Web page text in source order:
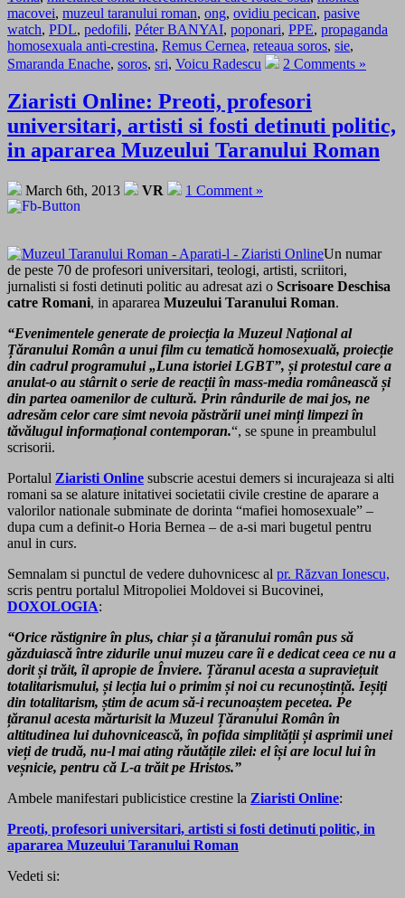
macovei, muzeul taranului roman, ong, ovidiu pecican, pasive
watch, PDL, pedofili, Péter BANYAI, poponari, PPE, propaganda
homosexuala anti-crestina, Remus Cernea, reteaua soros, sie,
Smaranda Enache, soros, sri, Voicu Radescu 2 Comments »
Ziaristi Online: Preoti, profesori
universitari, artisti si fosti detinuti politic,
in apararea Muzeului Taranului Roman
March 6th, 2013 VR 1 Comment »
Un numar
de peste 70 de profesori universitari, teologi, artisti, scriitori,
jurnalisti si fosti detinuti politic au adresat azi o Scrisoare Deschisa
catre Romani, in apararea Muzeului Taranului Roman.
“Evenimentele generate de proiecția la Muzeul Național al
Țăranului Român a unui film cu tematică homosexuală, proiecție
din cadrul programului„Luna istoriei LGBT”, și protestul care a
anulat-o au stârnit o serie de reacții în mass-media românească și
din partea oamenilor de cultură. Prin rândurile de mai jos, ne
adresăm celor care simt nevoia păstrării unei minți limpezi în
tăvălugul informațional contemporan.“, se spune in preambulul
scrisorii.
Portalul Ziaristi Online subscrie acestui demers si incurajeaza si alti
romani sa se alature initativei societatii civile crestine de aparare a
valorilor nationale subminate de dorinta “mafiei homosexuale” –
dupa cum a definit-o Horia Bernea – de a-si mari bugetul pentru
anul in curs.
Semnalam si punctul de vedere duhovnicesc al pr. Răzvan Ionescu,
scris pentru portalul Mitropoliei Moldovei si Bucovinei,
DOXOLOGIA:
“Orice răstignire în plus, chiar și a țăranului român pus să
găzduiască între zidurile unui muzeu care îi e dedicat ceea ce nu a
dorit și trăit, îl apropie de Înviere. Țăranul acesta a supraviețuit
totalitarismului, și lecția lui o primim și noi cu recunoștință. Ieșiți
din totalitarism, știm de acum să-i recunoaștem pecetea. Pe
țăranul acesta mărturisit la Muzeul Țăranului Român în
altitudinea lui duhovnicească, în pofida simplității și asprimii unei
vieți de trudă, nu-l mai ating răutățile zilei: el își are locul lui în
veșnicie, pentru că L-a trăit pe Hristos.”
Ambele manifestari publicistice crestine la Ziaristi Online:
Preoti, profesori universitari, artisti si fosti detinuti politic, in
apararea Muzeului Taranului Roman
Vedeti si: